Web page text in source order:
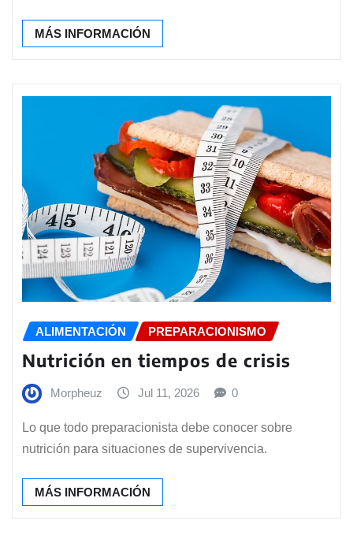
MÁS INFORMACIÓN
ALIMENTACIÓN PREPARACIONISMO
Nutrición en tiempos de crisis
Morpheuz Jul 11, 2026 0
Lo que todo preparacionista debe conocer sobre
nutrición para situaciones de supervivencia.
MÁS INFORMACIÓN